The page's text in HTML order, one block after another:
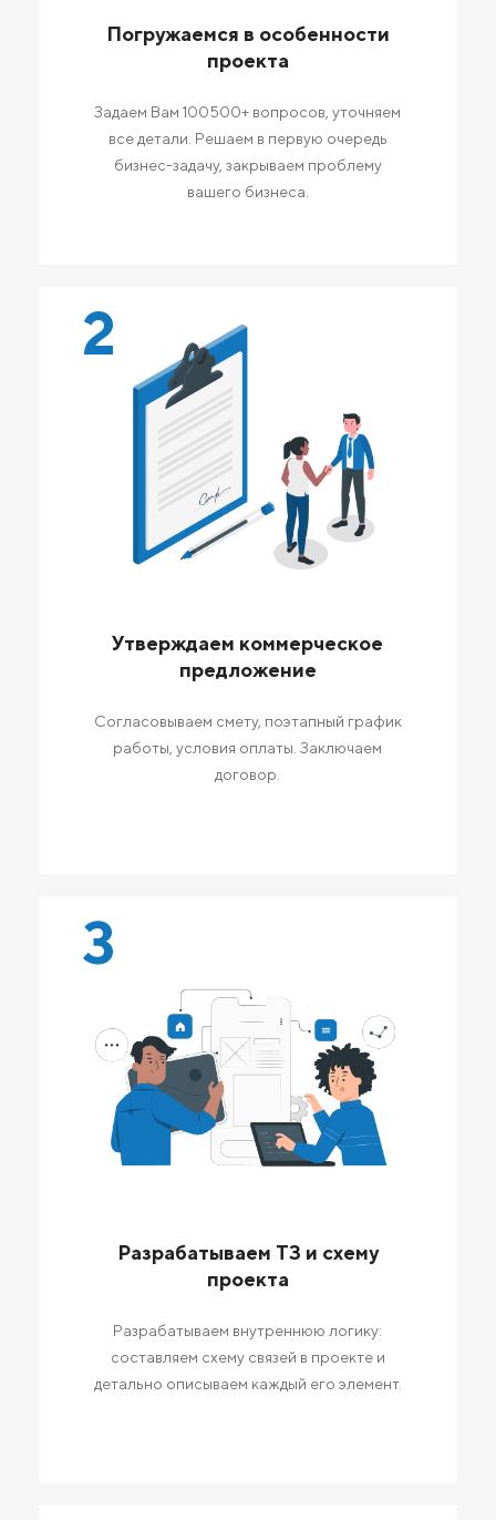
Погружаемся в особенности
проекта
Задаем Вам 100500+ вопросов, уточняем
все детали. Решаем в первую очередь
бизнес-задачу, закрываем проблему
вашего бизнеса.
2
Утверждаем коммерческое
предложение
Согласовываем смету, поэтапный график
работы, условия оплаты. Заключаем
договор.
3
Разрабатываем ТЗ и схему
проекта
Разрабатываем внутреннюю логику:
составляем схему связей в проекте и
детально описываем каждый его элемент.